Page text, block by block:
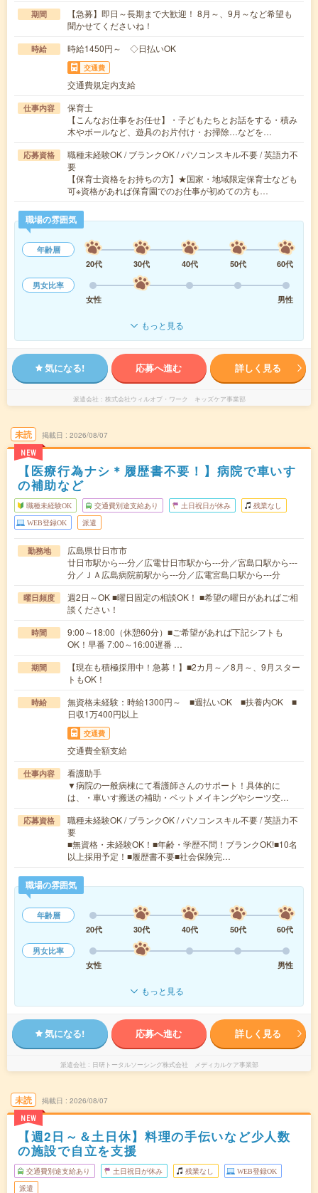
期間
【急募】即日～長期まで大歓迎！ 8月～、9月～など希望も
聞かせてくださいね！
時給 時給1450円～ ◇日払いOK
交通費
交通費規定内支給
仕事内容
保育士
【こんなお仕事をお任せ】・子どもたちとお話をする・積み
木やボールなど、遊具のお片付け・お掃除…などを…
応募資格
職種未経験OK / ブランクOK / パソコンスキル不要 / 英語力不
要
【保育士資格をお持ちの方】★国家・地域限定保育士なども
可※資格があれば保育園でのお仕事が初めての方も…
職場の雰囲気
年齢層
20代
30代 40代 50代
60代
男女比率
女性
男性
もっと見る
気になる! 応募へ進む 詳しく見る
派遣会社 株式会社ウィルオブ・ワーク キッズケア事業部
未読
NEW
掲載日 2026/08/07
【医療行為ナシ＊履歴書不要！】病院で車いす
の補助など
職種未経験OK 交通費別途支給あり 土日祝日が休み 残業なし
WEB登録OK 派遣
勤務地
広島県廿日市市
廿日市駅から---分／広電廿日市駅から---分／宮島口駅から---
分／ＪＡ広島病院前駅から---分／広電宮島口駅から---分
曜日頻度
週2日～OK ■曜日固定の相談OK！ ■希望の曜日があればご相
談ください！
時間
9:00～18:00（休憩60分）■ご希望があれば下記シフトも
OK！早番 7:00～16:00遅番 …
期間
【現在も積極採用中！急募！】■2カ月～／8月～、9月スター
トもOK！
時給
無資格未経験：時給1300円～ ■週払いOK ■扶養内OK ■
日収1万400円以上
交通費
交通費全額支給
仕事内容
看護助手
▼病院の一般病棟にて看護師さんのサポート！具体的に
は、・車いす搬送の補助・ベットメイキングやシーツ交…
応募資格
職種未経験OK / ブランクOK / パソコンスキル不要 / 英語力不
要
■無資格・未経験OK！■年齢・学歴不問！ブランクOK!■10名
以上採用予定！■履歴書不要■社会保険完…
職場の雰囲気
年齢層
20代
30代 40代 50代
60代
男女比率
女性
男性
もっと見る
気になる! 応募へ進む 詳しく見る
派遣会社 日研トータルソーシング株式会社 メディカルケア事業部
未読
NEW
掲載日 2026/08/07
【週2日～＆土日休】料理の手伝いなど少人数
の施設で自立を支援
交通費別途支給あり 土日祝日が休み 残業なし WEB登録OK
派遣